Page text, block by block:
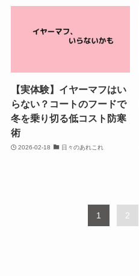
【実体験】イヤーマフはい
らない？コートのフードで
冬を乗り切る低コスト防寒
術
2026-02-18 日々のあれこれ
1 2